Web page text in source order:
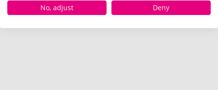
Schnell und einfach
die Standskizze
herunterladen.
No, adjust
Deny